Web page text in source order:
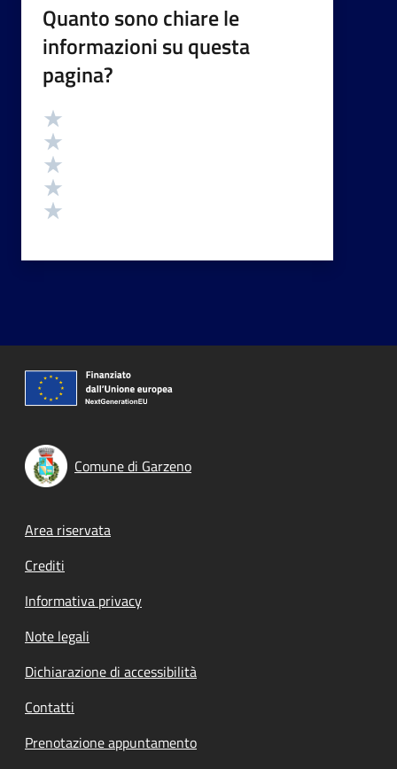
Quanto sono chiare le
informazioni su questa
pagina?
Valutazione
Comune di Garzeno
Footer menu
Area riservata
Crediti
Informativa privacy
Note legali
Dichiarazione di accessibilità
Contatti
Prenotazione appuntamento